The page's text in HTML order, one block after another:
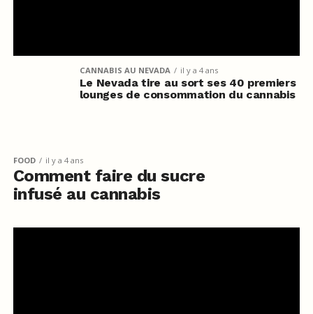
CANNABIS AU NEVADA il y a 4 ans
Le Nevada tire au sort ses 40 premiers
lounges de consommation du cannabis
FOOD il y a 4 ans
Comment faire du sucre
infusé au cannabis